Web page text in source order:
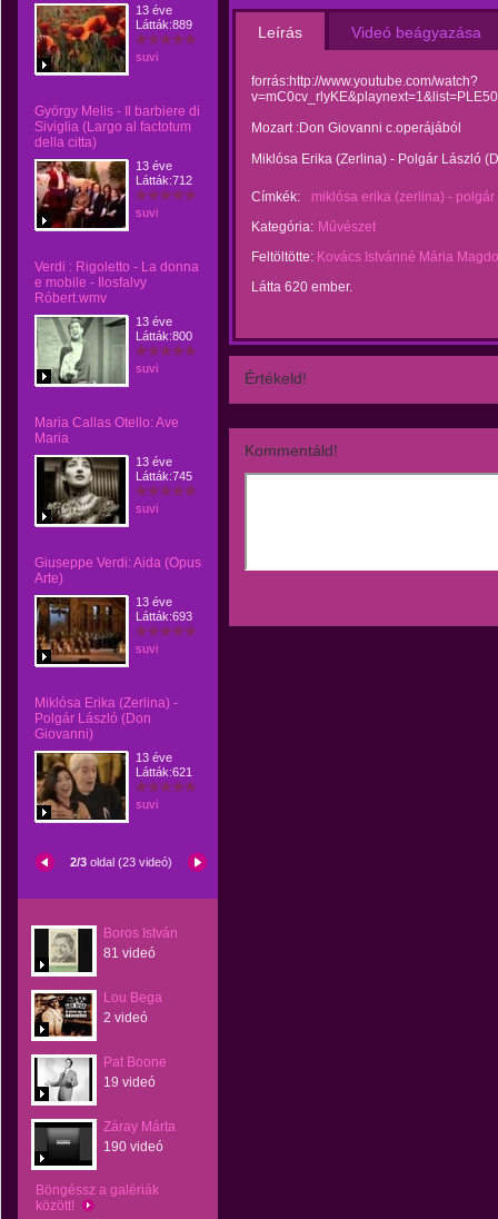
13 éve
Látták:889
suvi
György Melis - Il barbiere di
Siviglia (Largo al factotum
della citta)
13 éve
Látták:712
suvi
Verdi : Rigoletto - La donna
e mobile - Ilosfalvy
Róbert.wmv
13 éve
Látták:800
suvi
Maria Callas Otello: Ave
Maria
13 éve
Látták:745
suvi
Giuseppe Verdi: Aida (Opus
Arte)
13 éve
Látták:693
suvi
Miklósa Erika (Zerlina) -
Polgár László (Don
Giovanni)
13 éve
Látták:621
suvi
2/3 oldal (23 videó)
Boros István
81 videó
Lou Bega
2 videó
Pat Boone
19 videó
Záray Márta
190 videó
Böngéssz a galériák
között!
Leírás Videó beágyazása
forrás:http://www.youtube.com/watch?
Mozart :Don Giovanni c.operájából
Miklósa Erika (Zerlina) - Polgár László
Címkék:
miklósa erika (zerlina) -
Kategória: Művészet
Feltöltötte: Kovács Istvánné Mária
Látta 620 ember.
Értékeld!
Kommentáld!